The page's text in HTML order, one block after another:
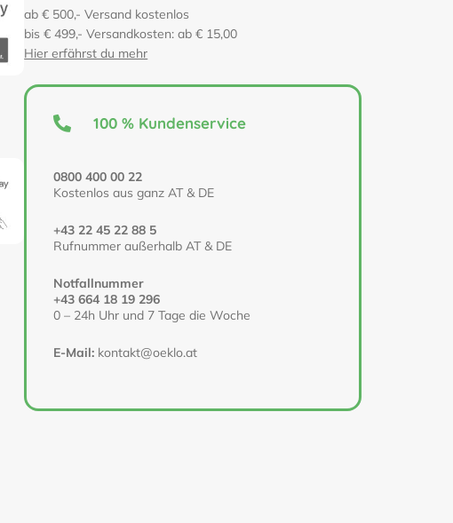
ab € 500,- Versand kostenlos
bis € 499,- Versandkosten: ab € 15,00
Hier erfährst du mehr
100 % Kundenservice
0800 400 00 22
Kostenlos aus ganz AT & DE
+43 22 45 22 88 5
Rufnummer außerhalb AT & DE
Notfallnummer
+43 664 18 19 296
0 – 24h Uhr und 7 Tage die Woche
E-Mail: kontakt@oeklo.at